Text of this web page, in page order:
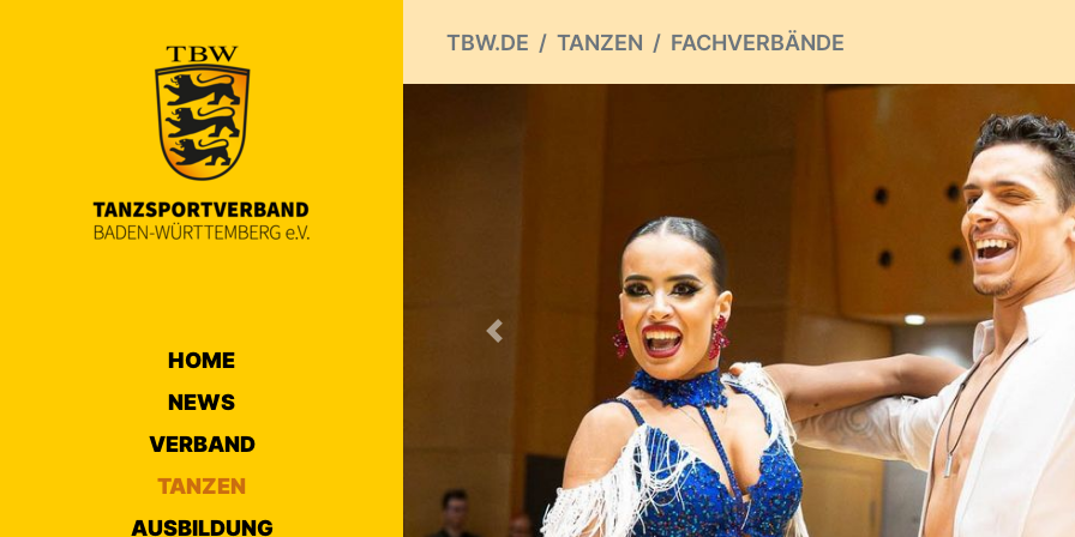
HOME
NEWS
VERBAND
TANZEN
AUSBILDUNG
TBW.DE TANZEN FACHVERBÄNDE
Previous